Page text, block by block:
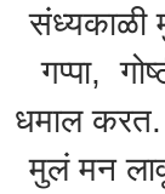
संध्यकाळी
गप्पा,
धमाल
मुलं मन